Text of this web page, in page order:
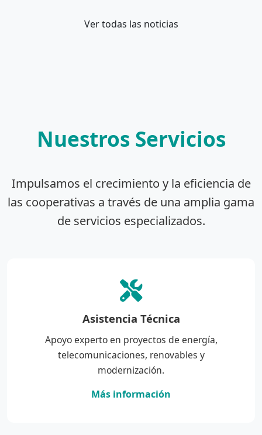
Ver todas las noticias
Nuestros Servicios
Impulsamos el crecimiento y la eficiencia de
las cooperativas a través de una amplia gama
de servicios especializados.
Asistencia Técnica
Apoyo experto en proyectos de energía,
telecomunicaciones, renovables y
modernización.
Más información